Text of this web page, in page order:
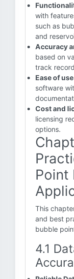
with
such as
and
Accuracy
based on
track
Ease of
software
Cost and
licensing
options.
Point
This
and best
bubble
4.1